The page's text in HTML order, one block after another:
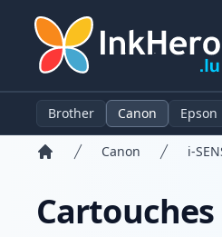
Brother Canon Epson
Canon i-
Cartouches